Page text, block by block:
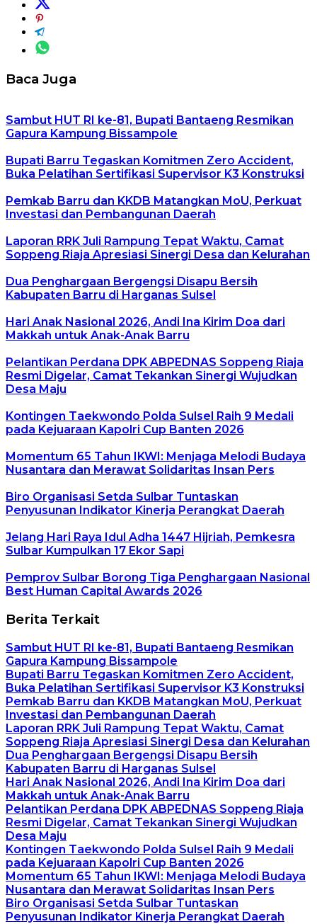
Baca Juga
Sambut HUT RI ke-81, Bupati Bantaeng Resmikan
Gapura Kampung Bissampole
Bupati Barru Tegaskan Komitmen Zero Accident,
Buka Pelatihan Sertifikasi Supervisor K3 Konstruksi
Pemkab Barru dan KKDB Matangkan MoU, Perkuat
Investasi dan Pembangunan Daerah
Laporan RRK Juli Rampung Tepat Waktu, Camat
Soppeng Riaja Apresiasi Sinergi Desa dan Kelurahan
Dua Penghargaan Bergengsi Disapu Bersih
Kabupaten Barru di Harganas Sulsel
Hari Anak Nasional 2026, Andi Ina Kirim Doa dari
Makkah untuk Anak-Anak Barru
Pelantikan Perdana DPK ABPEDNAS Soppeng Riaja
Resmi Digelar, Camat Tekankan Sinergi Wujudkan
Desa Maju
Kontingen Taekwondo Polda Sulsel Raih 9 Medali
pada Kejuaraan Kapolri Cup Banten 2026
Momentum 65 Tahun IKWI: Menjaga Melodi Budaya
Nusantara dan Merawat Solidaritas Insan Pers
Biro Organisasi Setda Sulbar Tuntaskan
Penyusunan Indikator Kinerja Perangkat Daerah
Jelang Hari Raya Idul Adha 1447 Hijriah, Pemkesra
Sulbar Kumpulkan 17 Ekor Sapi
Pemprov Sulbar Borong Tiga Penghargaan Nasional
Best Human Capital Awards 2026
Berita Terkait
Sambut HUT RI ke-81, Bupati Bantaeng Resmikan
Gapura Kampung Bissampole
Bupati Barru Tegaskan Komitmen Zero Accident,
Buka Pelatihan Sertifikasi Supervisor K3 Konstruksi
Pemkab Barru dan KKDB Matangkan MoU, Perkuat
Investasi dan Pembangunan Daerah
Laporan RRK Juli Rampung Tepat Waktu, Camat
Soppeng Riaja Apresiasi Sinergi Desa dan Kelurahan
Dua Penghargaan Bergengsi Disapu Bersih
Kabupaten Barru di Harganas Sulsel
Hari Anak Nasional 2026, Andi Ina Kirim Doa dari
Makkah untuk Anak-Anak Barru
Pelantikan Perdana DPK ABPEDNAS Soppeng Riaja
Resmi Digelar, Camat Tekankan Sinergi Wujudkan
Desa Maju
Kontingen Taekwondo Polda Sulsel Raih 9 Medali
pada Kejuaraan Kapolri Cup Banten 2026
Momentum 65 Tahun IKWI: Menjaga Melodi Budaya
Nusantara dan Merawat Solidaritas Insan Pers
Biro Organisasi Setda Sulbar Tuntaskan
Penyusunan Indikator Kinerja Perangkat Daerah